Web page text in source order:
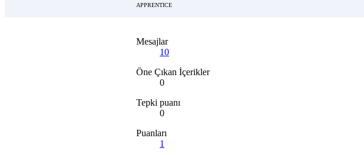
APPRENTICE
Mesajlar
10
Öne Çıkan İçerikler
0
Tepki puanı
0
Puanları
1